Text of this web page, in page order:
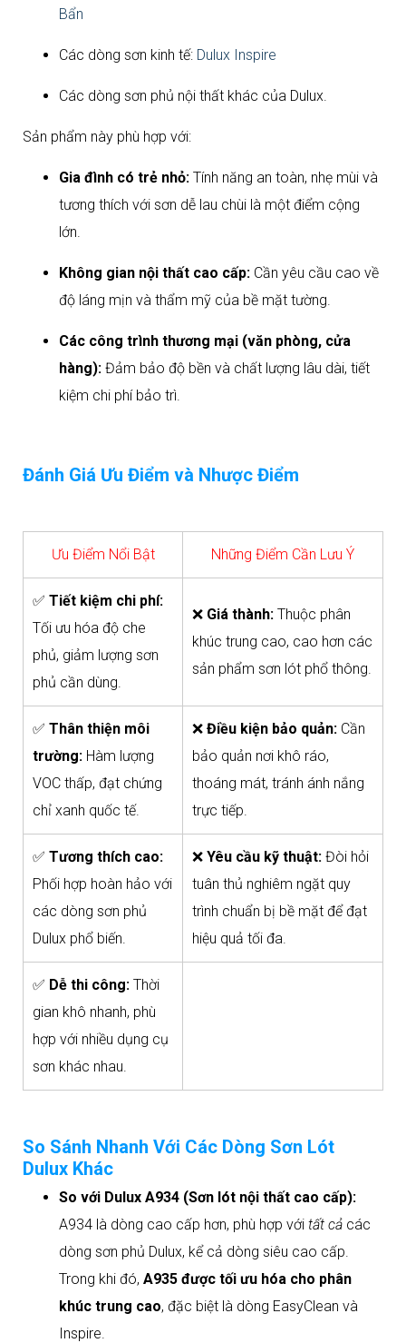
Bẩn
Các dòng sơn kinh tế: Dulux Inspire
Các dòng sơn phủ nội thất khác của Dulux.
Sản phẩm này phù hợp với:
Gia đình có trẻ nhỏ: Tính năng an toàn, nhẹ mùi và
tương thích với sơn dễ lau chùi là một điểm cộng
lớn.
Không gian nội thất cao cấp: Cần yêu cầu cao về
độ láng mịn và thẩm mỹ của bề mặt tường.
Các công trình thương mại (văn phòng, cửa
hàng): Đảm bảo độ bền và chất lượng lâu dài, tiết
kiệm chi phí bảo trì.
Đánh Giá Ưu Điểm và Nhược Điểm
Ưu Điểm Nổi Bật Những Điểm Cần Lưu Ý
✅ Tiết kiệm chi phí:
Tối ưu hóa độ che
phủ, giảm lượng sơn
phủ cần dùng.
❌ Giá thành: Thuộc phân
khúc trung cao, cao hơn các
sản phẩm sơn lót phổ thông.
✅ Thân thiện môi
trường: Hàm lượng
VOC thấp, đạt chứng
chỉ xanh quốc tế.
❌ Điều kiện bảo quản: Cần
bảo quản nơi khô ráo,
thoáng mát, tránh ánh nắng
trực tiếp.
✅ Tương thích cao:
Phối hợp hoàn hảo với
các dòng sơn phủ
Dulux phổ biến.
❌ Yêu cầu kỹ thuật: Đòi hỏi
tuân thủ nghiêm ngặt quy
trình chuẩn bị bề mặt để đạt
hiệu quả tối đa.
✅ Dễ thi công: Thời
gian khô nhanh, phù
hợp với nhiều dụng cụ
sơn khác nhau.
So Sánh Nhanh Với Các Dòng Sơn Lót
Dulux Khác
So với Dulux A934 (Sơn lót nội thất cao cấp):
A934 là dòng cao cấp hơn, phù hợp với tất cả các
dòng sơn phủ Dulux, kể cả dòng siêu cao cấp.
Trong khi đó, A935 được tối ưu hóa cho phân
khúc trung cao, đặc biệt là dòng EasyClean và
Inspire.